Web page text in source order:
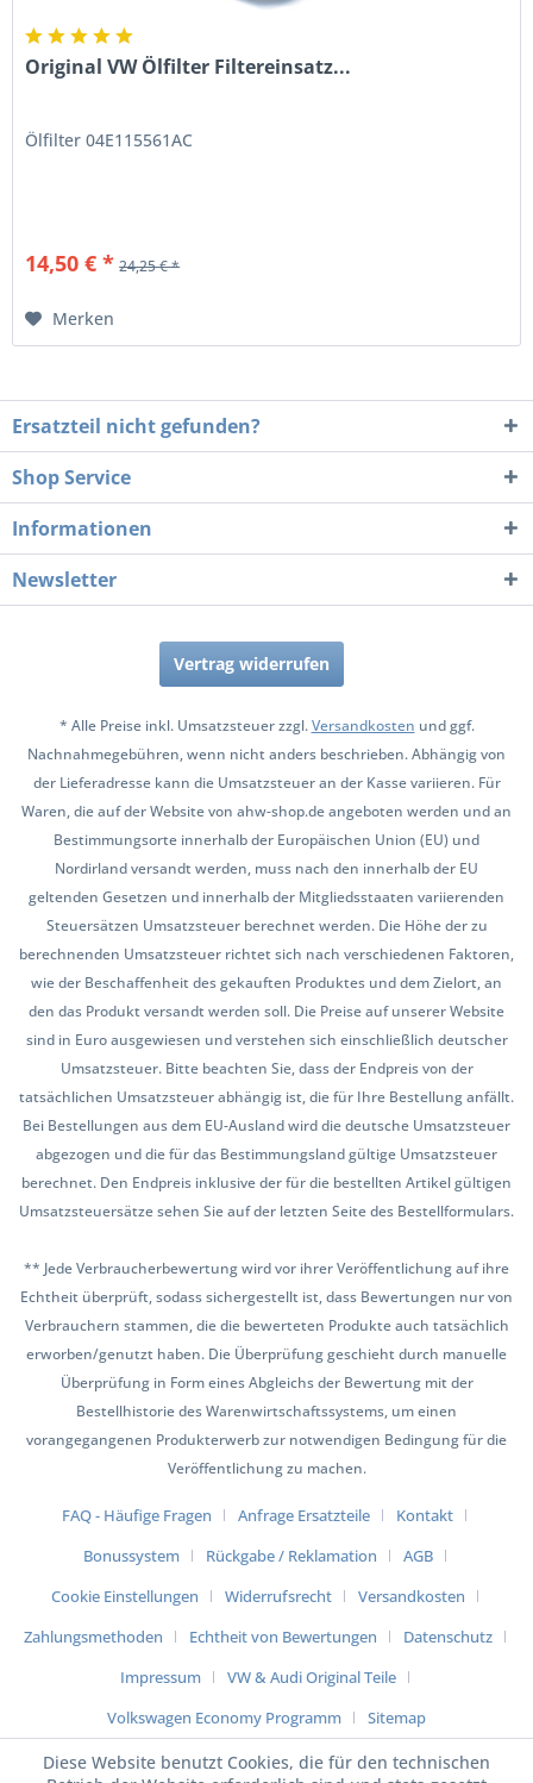
Original VW Ölfilter Filtereinsatz...
Ölfilter 04E115561AC
14,50 € * 24,25 € *
Merken
Ersatzteil nicht gefunden?
Shop Service
Informationen
Newsletter
Vertrag widerrufen
* Alle Preise inkl. Umsatzsteuer zzgl.Versandkosten und ggf.
Nachnahmegebühren, wenn nicht anders beschrieben. Abhängig von
der Lieferadresse kann die Umsatzsteuer an der Kasse variieren. Für
Waren, die auf der Website von ahw-shop.de angeboten werden und an
Bestimmungsorte innerhalb der Europäischen Union (EU) und
Nordirland versandt werden, muss nach den innerhalb der EU
geltenden Gesetzen und innerhalb der Mitgliedsstaaten variierenden
Steuersätzen Umsatzsteuer berechnet werden. Die Höhe der zu
berechnenden Umsatzsteuer richtet sich nach verschiedenen Faktoren,
wie der Beschaffenheit des gekauften Produktes und dem Zielort, an
den das Produkt versandt werden soll. Die Preise auf unserer Website
sind in Euro ausgewiesen und verstehen sich einschließlich deutscher
Umsatzsteuer. Bitte beachten Sie, dass der Endpreis von der
tatsächlichen Umsatzsteuer abhängig ist, die für Ihre Bestellung anfällt.
Bei Bestellungen aus dem EU-Ausland wird die deutsche Umsatzsteuer
abgezogen und die für das Bestimmungsland gültige Umsatzsteuer
berechnet. Den Endpreis inklusive der für die bestellten Artikel gültigen
Umsatzsteuersätze sehen Sie auf der letzten Seite des Bestellformulars.
** Jede Verbraucherbewertung wird vor ihrer Veröffentlichung auf ihre
Echtheit überprüft, sodass sichergestellt ist, dass Bewertungen nur von
Verbrauchern stammen, die die bewerteten Produkte auch tatsächlich
erworben/genutzt haben. Die Überprüfung geschieht durch manuelle
Überprüfung in Form eines Abgleichs der Bewertung mit der
Bestellhistorie des Warenwirtschaftssystems, um einen
vorangegangenen Produkterwerb zur notwendigen Bedingung für die
Veröffentlichung zu machen.
FAQ - Häufige Fragen Anfrage Ersatzteile
Kontakt
Bonussystem
Rückgabe / Reklamation
AGB
Cookie Einstellungen
Widerrufsrecht
Versandkosten
Zahlungsmethoden
Echtheit von Bewertungen
Datenschutz
Impressum
VW & Audi Original Teile
Volkswagen Economy Programm
Sitemap
Diese Website benutzt Cookies, die für den technischen